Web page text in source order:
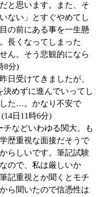
と思います。また、そ
ない」とすぐやめてし
の前にある事を一生懸
長くなってしまった
ん。そう悲観的になら
8分)
日受けてきましたが、
めずに進んでいってし
た…。かなり不安で
日11時6分)
チなどいわゆる関大。も
歴重視な面接だそうで
らしいです。筆記試験
ので、私は厳しいか
記重視とか聞くとモチ
ら聞いたので信憑性は